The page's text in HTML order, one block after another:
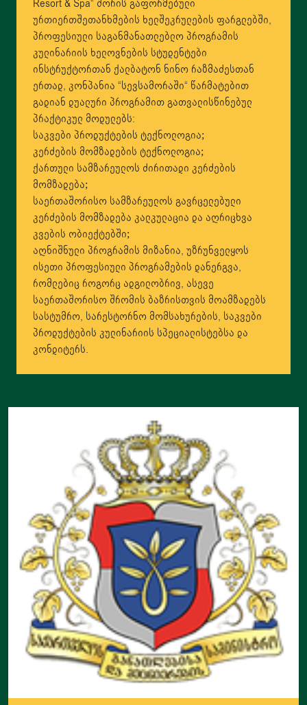
Resort & Spa“ შორის გაფორმებული
ურთიერთშეთანხმების ხელშეკრულების ფარგლებში,
პროფესიული საგანმანათლებლო პროგრამის
კულინარიის ხელოვნების სტუდენტები
ინსტრუქტორთან ქალბატონ ნინო რაზმაძესთან
ერთად, კონპანია “სევსამორაში“ წარმატებით
გადიან დუალური პროგრამით გათვალისწინებულ
პრაქტიკულ მოდულებს:
საკვები პროდუქტების ტექნოლოგია;
კერძების მომზადების ტექნოლოგია;
ქართული სამზარეულოს ძირითადი კერძების
მომზადება;
საერთაშორისო სამზარეულოს გავრცელებული
კერძების მომზადება კალკულაცია და აღრიცხვა
კვების ობიექტებში;
აღნიშნული პროგრამის მიზანია, უზრუნველყოს
ისეთი პროფესიული პროგრამების დანერგვა,
რომლებიც როგორც ადგილობრივ, ასევე
საერთაშორისო შრომის ბაზრისთვის მოამზადებს
სასტუმრო, სარესტორნო მომსახურების, საკვები
პროდუქტების კულინარიის სპეციალისტებსა და
კონდიტერს.